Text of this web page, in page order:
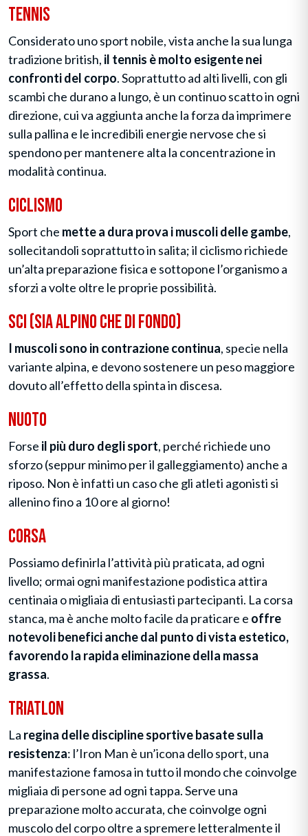
Tennis
Considerato uno sport nobile, vista anche la sua lunga
tradizione british, il tennis è molto esigente nei
confronti del corpo. Soprattutto ad alti livelli, con gli
scambi che durano a lungo, è un continuo scatto in ogni
direzione, cui va aggiunta anche la forza da imprimere
sulla pallina e le incredibili energie nervose che si
spendono per mantenere alta la concentrazione in
modalità continua.
Ciclismo
Sport che mette a dura prova i muscoli delle gambe,
sollecitandoli soprattutto in salita; il ciclismo richiede
un’alta preparazione fisica e sottopone l’organismo a
sforzi a volte oltre le proprie possibilità.
Sci (sia alpino che di fondo)
I muscoli sono in contrazione continua, specie nella
variante alpina, e devono sostenere un peso maggiore
dovuto all’effetto della spinta in discesa.
Nuoto
Forse il più duro degli sport, perché richiede uno
sforzo (seppur minimo per il galleggiamento) anche a
riposo. Non è infatti un caso che gli atleti agonisti si
allenino fino a 10 ore al giorno!
Corsa
Possiamo definirla l’attività più praticata, ad ogni
livello; ormai ogni manifestazione podistica attira
centinaia o migliaia di entusiasti partecipanti. La corsa
stanca, ma è anche molto facile da praticare e offre
notevoli benefici anche dal punto di vista estetico,
favorendo la rapida eliminazione della massa
grassa.
Triatlon
La regina delle discipline sportive basate sulla
resistenza: l’Iron Man è un’icona dello sport, una
manifestazione famosa in tutto il mondo che coinvolge
migliaia di persone ad ogni tappa. Serve una
preparazione molto accurata, che coinvolge ogni
muscolo del corpo oltre a spremere letteralmente il